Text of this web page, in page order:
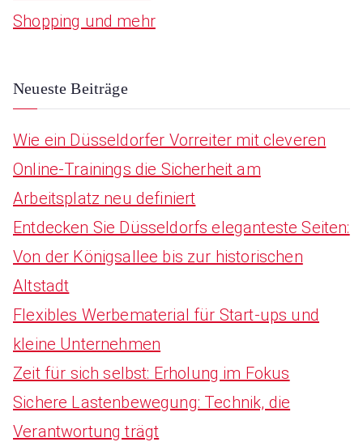
Shopping und mehr
Neueste Beiträge
Wie ein Düsseldorfer Vorreiter mit cleveren
Online-Trainings die Sicherheit am
Arbeitsplatz neu definiert
Entdecken Sie Düsseldorfs eleganteste Seiten:
Von der Königsallee bis zur historischen
Altstadt
Flexibles Werbematerial für Start-ups und
kleine Unternehmen
Zeit für sich selbst: Erholung im Fokus
Sichere Lastenbewegung: Technik, die
Verantwortung trägt